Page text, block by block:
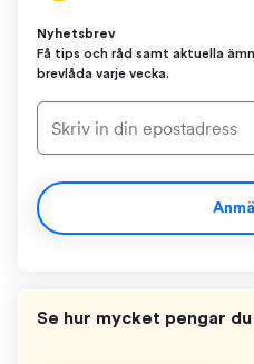
Nyhetsbrev
Få tips och råd samt aktuella
brevlåda varje vecka.
Se hur mycket pengar du